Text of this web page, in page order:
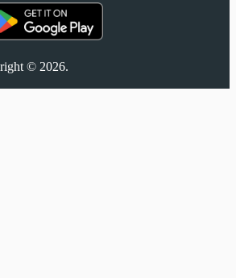
© 2026.